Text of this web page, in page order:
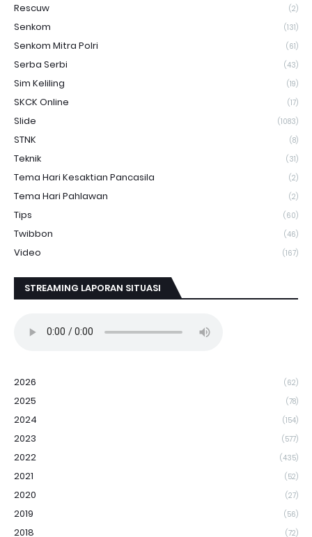
Rescuw (2)
Senkom (131)
Senkom Mitra Polri (61)
Serba Serbi (43)
Sim Keliling (19)
SKCK Online (17)
Slide (1083)
STNK (8)
Teknik (31)
Tema Hari Kesaktian Pancasila (2)
Tema Hari Pahlawan (2)
Tips (60)
Twibbon (46)
Video (167)
STREAMING LAPORAN SITUASI
2026 (62)
2025 (78)
2024 (154)
2023 (577)
2022 (435)
2021 (52)
2020 (27)
2019 (56)
2018 (72)